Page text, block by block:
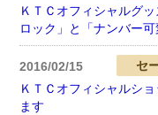
ＫＴＣオフィシャルグ
ロック」と「ナンバー
2016/02/15
セ
ＫＴＣオフィシャルシ
ます